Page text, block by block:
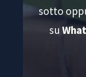
sotto
su